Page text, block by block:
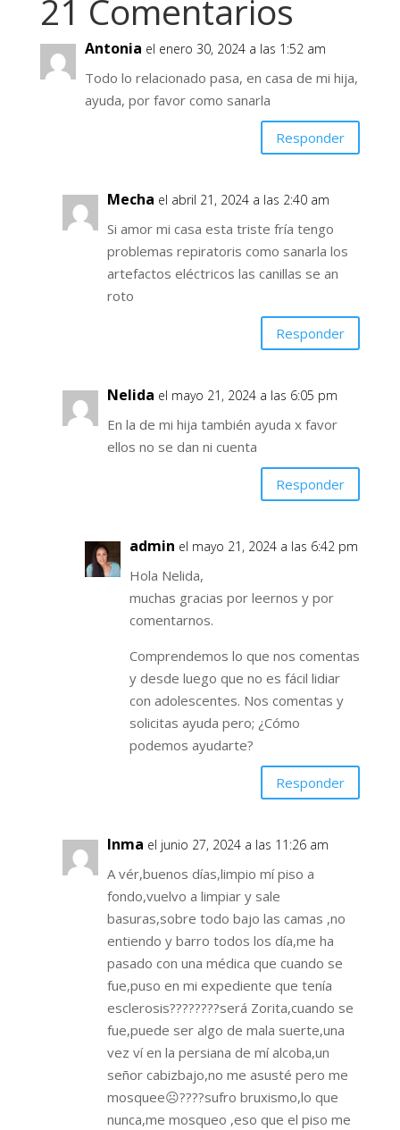
21 Comentarios
Antonia el enero 30, 2024 a las 1:52 am
Todo lo relacionado pasa, en casa de mi hija,
ayuda, por favor como sanarla
Responder
Mecha el abril 21, 2024 a las 2:40 am
Si amor mi casa esta triste fría tengo
problemas repiratoris como sanarla los
artefactos eléctricos las canillas se an
roto
Responder
Nelida el mayo 21, 2024 a las 6:05 pm
En la de mi hija también ayuda x favor
ellos no se dan ni cuenta
Responder
admin el mayo 21, 2024 a las 6:42 pm
Hola Nelida,
muchas gracias por leernos y por
comentarnos.
Comprendemos lo que nos comentas
y desde luego que no es fácil lidiar
con adolescentes. Nos comentas y
solicitas ayuda pero; ¿Cómo
podemos ayudarte?
Responder
Inma el junio 27, 2024 a las 11:26 am
A vér,buenos días,limpio mí piso a
fondo,vuelvo a limpiar y sale
basuras,sobre todo bajo las camas ,no
entiendo y barro todos los día,me ha
pasado con una médica que cuando se
fue,puso en mi expediente que tenía
esclerosis????????será Zorita,cuando se
fue,puede ser algo de mala suerte,una
vez ví en la persiana de mí alcoba,un
señor cabizbajo,no me asusté pero me
mosquee☹️????sufro bruxismo,lo que
nunca,me mosqueo ,eso que el piso me